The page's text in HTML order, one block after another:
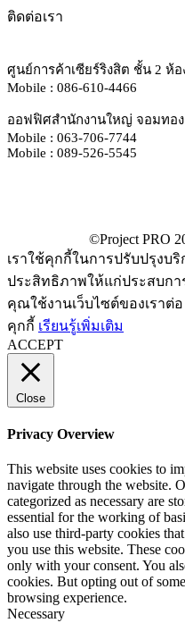
ติดต่อเรา
ศูนย์การค้าเซียร์ริงสิต ชั้น 2 ห้อ
Mobile : 086-610-4466
ออฟฟิศสำนักงานใหญ่ จอมทอง
Mobile : 063-706-7744
Mobile : 089-526-5545
เราใช้คุกกี้ในการปรับปรุงบ
ประสิทธิภาพให้แก่ประสบก
คุณใช้งานเว็บไซต์ของเรา
คุกกี้ เรียนรู้เพิ่มเติม
ACCEPT
Close
Privacy Overview
This website uses cookies to
navigate through the website.
categorized as necessary are
essential for the working of
also use third-party cookies
you use this website. These
only with your consent. You
cookies. But opting out of
browsing experience.
Necessary